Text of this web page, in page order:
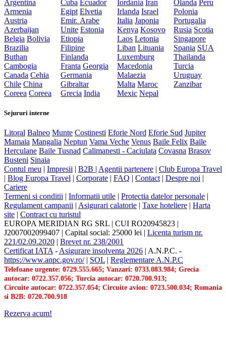
Argentina
Armenia
Austria
Azerbaijan
Belgia Bolivia
Brazilia
Buthan
Cambogia
Canada Cehia
Chile China
Coreea Coreea
Cuba Ecuador
Egipt Elvetia
Emir. Arabe
Unite Estonia
Etiopia
Filipine
Finlanda
Franta Georgia
Germania
Gibraltar
Grecia India
Iordania Iran
Irlanda Israel
Italia Japonia
Kenya Kosovo
Laos Letonia
Liban Lituania
Luxemburg
Macedonia
Malaezia
Malta Maroc
Mexic Nepal
Olanda Peru
Polonia
Portugalia
Rusia Scotia
Singapore
Spania SUA
Thailanda
Turcia
Uruguay
Zanzibar
Sejururi interne
Litoral Balneo Munte Costinesti Eforie Nord Eforie Sud Jupiter
Mamaia Mangalia Neptun Vama Veche Venus Baile Felix Baile
Herculane Baile Tusnad Calimanesti - Caciulata Covasna Brasov
Busteni Sinaia
Contul meu
Impresii B2B | Agentii partenere
Club Europa Travel
Blog Europa Travel Corporate FAQ Contact| Despre noi
Cariere
Termeni si conditii
Informatii utile Protectia datelor personale
Regulament campanii Asigurari calatorie Taxe hoteliere
Harta
site
Contract cu turistul
EUROPA MERIDIAN RG SRL
CUI RO20945823
J2007002099407
Capital social: 25000 lei
Licenta turism nr.
221/02.09.2020
Brevet nr. 238/2001
Certificat IATA-Asigurare insolventa 2026 A.N.P.C. -
https://www.anpc.gov.ro/| SOL Reglementare A.N.P.C
Telefoane urgente: 0729.555.665; Vanzari: 0733.083.984; Grecia
autocar: 0722.357.056; Turcia autocar: 0720.700.913;
Circuite autocar: 0722.357.054; Circuite avion: 0723.500.034; Romania
si B2B: 0720.700.918
Rezerva acum!